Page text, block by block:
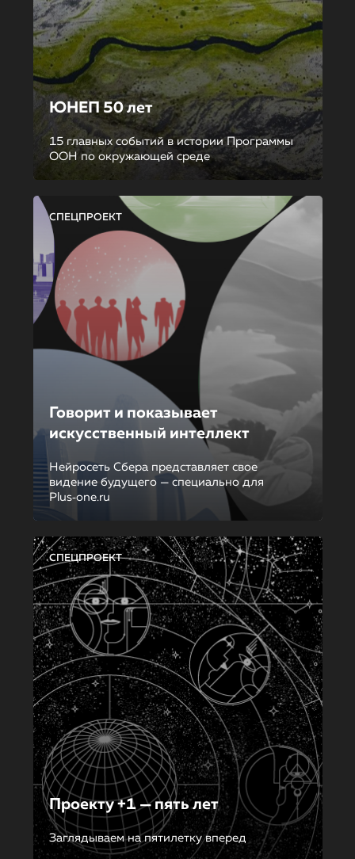
ЮНЕП 50 лет
15 главных событий в истории Программы
ООН по окружающей среде
СПЕЦПРОЕКТ
Говорит и показывает
искусственный интеллект
Нейросеть Сбера представляет свое
видение будущего — специально для
Plus‑one.ru
СПЕЦПРОЕКТ
Проекту +1 — пять лет
Заглядываем на пятилетку вперед